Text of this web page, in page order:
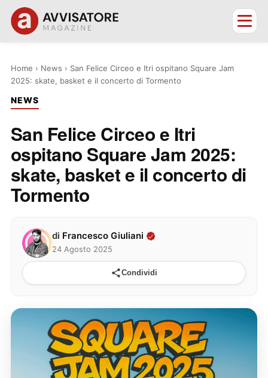
Home › News › San Felice Circeo e Itri ospitano Square Jam
2025: skate, basket e il concerto di Tormento
NEWS
San Felice Circeo e Itri
ospitano Square Jam 2025:
skate, basket e il concerto di
Tormento
di Francesco Giuliani
24 Agosto 2025
Condividi